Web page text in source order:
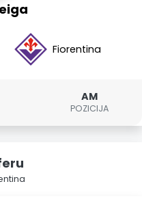
Fiorentina
AM
POZICIJA